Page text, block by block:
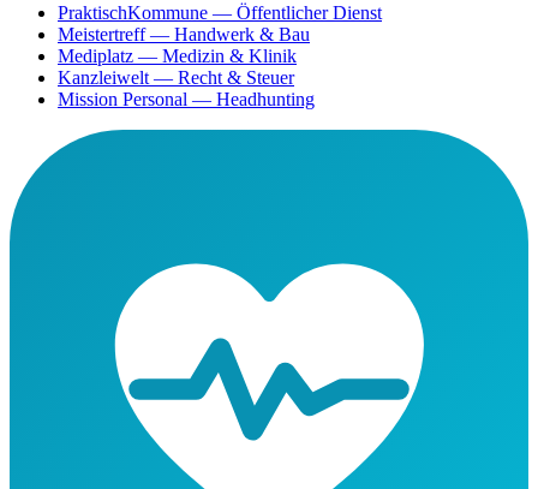
PraktischKommune — Öffentlicher Dienst
Meistertreff— Handwerk & Bau
Mediplatz — Medizin & Klinik
Kanzleiwelt — Recht & Steuer
Mission Personal — Headhunting